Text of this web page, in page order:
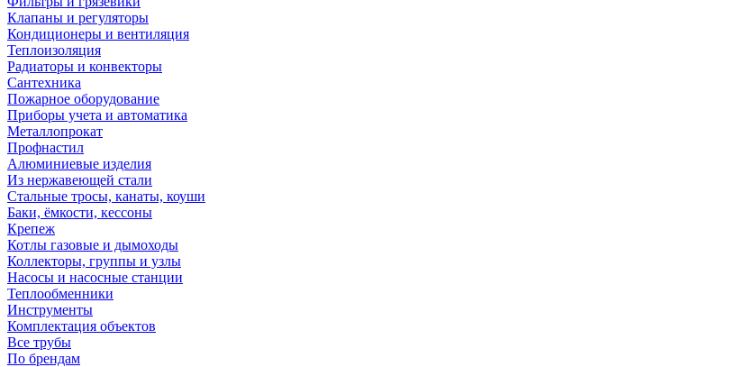
Клапаны и регуляторы
Кондиционеры и вентиляция
Теплоизоляция
Радиаторы и конвекторы
Сантехника
Пожарное оборудование
Приборы учета и автоматика
Металлопрокат
Профнастил
Алюминиевые изделия
Из нержавеющей стали
Стальные тросы, канаты, коуши
Баки, ёмкости, кессоны
Крепеж
Котлы газовые и дымоходы
Коллекторы, группы и узлы
Насосы и насосные станции
Теплообменники
Инструменты
Комплектация объектов
Все трубы
По брендам